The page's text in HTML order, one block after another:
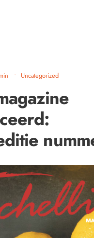
• Uncategorized